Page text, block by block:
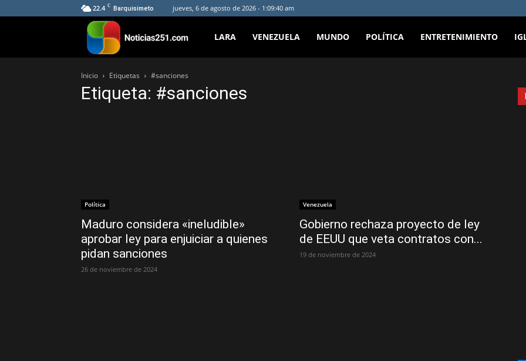
22.4 C Barquisimeto jueves, 6 de agosto de 2026 - 1:09:40 am
Noticias251
LARA VENEZUELA MUNDO POLÍTICA ENTRETENIMIENTO
Inicio Etiquetas #sanciones
Etiqueta: #sanciones
Política
Maduro considera «ineludible»
aprobar ley para enjuiciar a quienes
pidan sanciones
26 de noviembre de 2024
Venezuela
Gobierno rechaza proyecto de ley
de EEUU que veta contratos con...
19 de noviembre de 2024